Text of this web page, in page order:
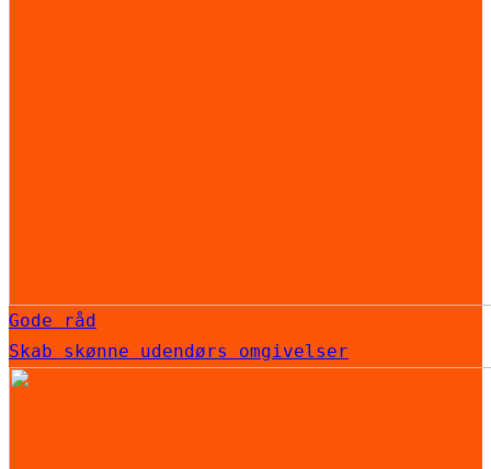
Gode råd
Skab skønne udendørs omgivelser